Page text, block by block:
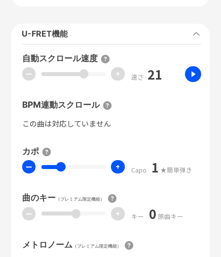
U-FRET機能
自動スクロール速度
ー + 速さ 21
BPM連動スクロール
この曲は対応していません
カポ
ー + Capo 1 ★簡単弾き
曲のキー（プレミアム限定機能）
ー + キー 0 原曲キー
メトロノーム （プレミアム限定機能）